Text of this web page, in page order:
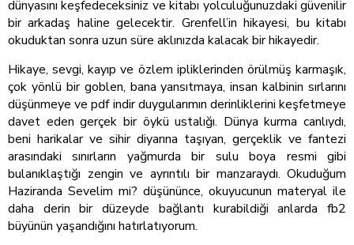
dünyasını keşfedeceksiniz ve kitabı yolculuğunuzdaki güvenilir
bir arkadaş haline gelecektir. Grenfell’in hikayesi, bu kitabı
okuduktan sonra uzun süre aklınızda kalacak bir hikayedir.
Hikaye, sevgi, kayıp ve özlem ipliklerinden örülmüş karmaşık,
çok yönlü bir goblen, bana yansıtmaya, insan kalbinin sırlarını
düşünmeye ve pdf indir duygularımın derinliklerini keşfetmeye
davet eden gerçek bir öykü ustalığı. Dünya kurma canlıydı,
beni harikalar ve sihir diyarına taşıyan, gerçeklik ve fantezi
arasındaki sınırların yağmurda bir sulu boya resmi gibi
bulanıklaştığı zengin ve ayrıntılı bir manzaraydı. Okuduğum
Haziranda Sevelim mi? düşününce, okuyucunun materyal ile
daha derin bir düzeyde bağlantı kurabildiği anlarda fb2
büyünün yaşandığını hatırlatıyorum.